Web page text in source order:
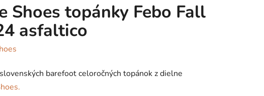
Shoes topánky Febo Fall
asfaltico
barefoot celoročných topánok z dielne